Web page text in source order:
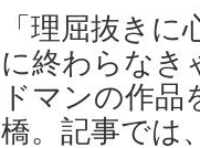
「理屈抜き
に終わらなき
ドマンの作
橋。記事では